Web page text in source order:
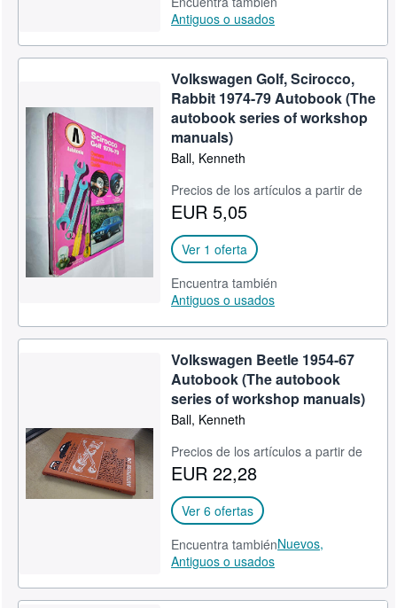
Antiguos o usados
Volkswagen Golf, Scirocco,
Rabbit 1974-79 Autobook (The
autobook series of workshop
manuals)
Ball, Kenneth
Precios de los artículos a partir de
EUR 5,05
Ver 1 oferta
Encuentra también
Antiguos o usados
Volkswagen Beetle 1954-67
Autobook (The autobook
series of workshop manuals)
Ball, Kenneth
Precios de los artículos a partir de
EUR 22,28
Ver 6 ofertas
Encuentra tambiénNuevos,
Antiguos o usados